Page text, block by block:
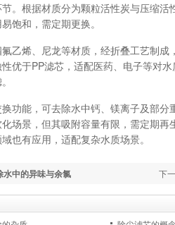
。根据材质分为颗粒活性炭与压缩
饱和，需定期更换。
烯、尼龙等材质，经折叠工艺制成
优于PP滤芯，适配医药、电子等对
能，可去除水中钙、镁离子及部分
场景，但其吸附容量有限，需定期
也有应用，适配复杂水质场景。
下
水中的异味与余氯